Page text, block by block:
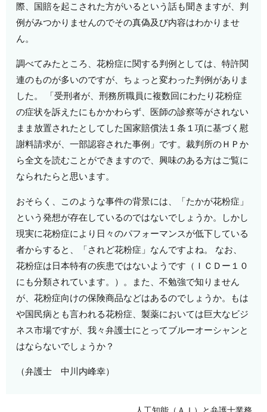
際、国賠を起こされた方がいるという話も聞きますが、判
例がみつかりませんのでその真偽及び内容はわかりませ
ん。
調べてみたところ、花粉症に関する判例としては、特許関
連のものが多いのですが、ちょっと変わった判例がありま
した。 「受刑者が、刑務所職員に複数回にわたり花粉症
の症状を訴えたにもかかわらず、医師の診察等がされない
まま放置されたとしてした国家賠償法１条１項に基づく慰
謝料請求が、一部認容された事例」です。裁判所のＨＰか
ら全文を読むことができますので、興味のある方はご覧に
なられたらと思います。
おそらく、このような事件の背景には、「たかが花粉症」
という発想が存在しているのではないでしょうか。しかし
現実に花粉症により日々のパフォーマンスが低下している
者からすると、「されど花粉症」なんですよね。 なお、
花粉症は日本特有の疾患ではないようです（ＩＣＤー１０
にも分類されています。）。また、不勉強で知りません
が、花粉症向けの保険商品などはあるのでしょうか。もは
や国民病とも言われる花粉症、製薬においては巨大なビジ
ネス市場ですが、我々弁護士にとってブルーオーシャンと
はならないでしょうか？
（弁護士 中川内峰幸）